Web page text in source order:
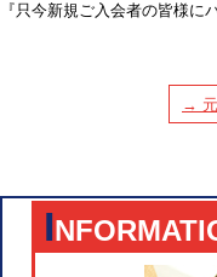
『只今新規ご入会者の皆様に
→
I